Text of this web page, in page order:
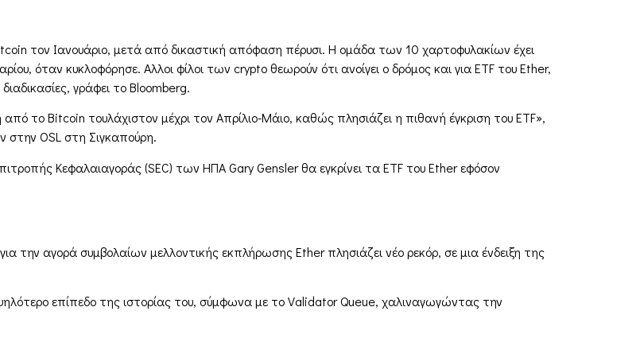
τον Ιανουάριο, μετά από δικαστική απόφαση πέρυσι. Η ομάδα των 10 χαρτοφυλακίων έχει
όταν κυκλοφόρησε. Αλλοι φίλοι των crypto θεωρούν ότι ανοίγει ο δρόμος και για ETF του Ether,
γράφει το Bloomberg.
το Bitcoin τουλάχιστον μέχρι τον Απρίλιο-Μάιο, καθώς πλησιάζει η πιθανή έγκριση του ETF»,
OSL στη Σιγκαπούρη.
Κεφαλαιαγοράς (SEC) των ΗΠΑ Gary Gensler θα εγκρίνει τα ETF του Ether εφόσον
την αγορά συμβολαίων μελλοντικής εκπλήρωσης Ether πλησιάζει νέο ρεκόρ, σε μια ένδειξη της
επίπεδο της ιστορίας του, σύμφωνα με το Validator Queue, χαλιναγωγώντας την